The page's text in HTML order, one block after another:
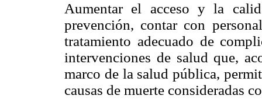
Aumentar el acceso y la
prevención, contar con
tratamiento adecuado de
intervenciones de salud que,
marco de la salud pública,
causas de muerte consideradas